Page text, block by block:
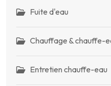
Fuite d'eau
Chauffage & chauffe-
Entretien chauffe-eau